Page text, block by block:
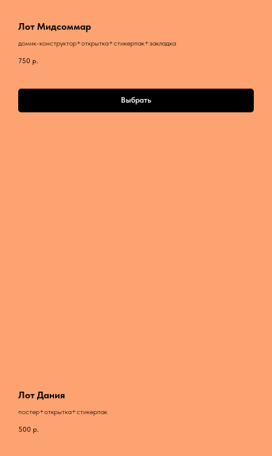
Лот Мидсоммар
домик-конструктор+открытка+стикерпак+закладка
750 р.
Выбрать
Лот Дания
постер+открытка+стикерпак
500 р.